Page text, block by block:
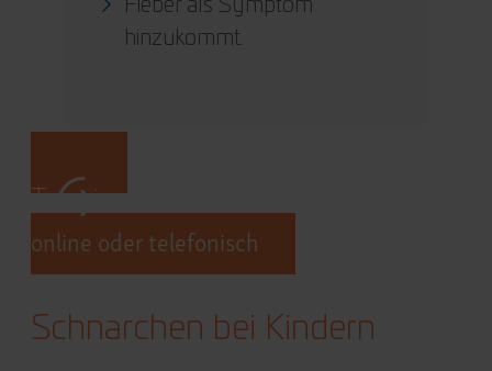
Fieber als Symptom
hinzukommt.
Termin vereinbaren
online oder telefonisch
Schnarchen bei Kindern